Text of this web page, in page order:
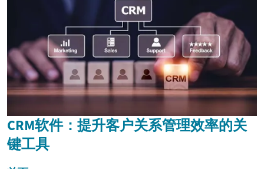
CRM软件：提升客户关系管理效率的关
键工具